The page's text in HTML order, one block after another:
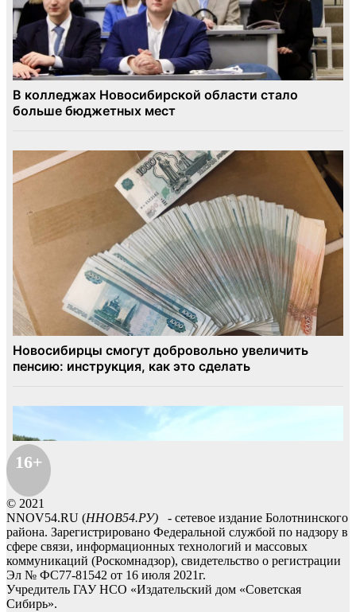
16+
© 2021
NNOV54.RU (ННОВ54.РУ) - сетевое издание Болотнинского
района. Зарегистрировано Федеральной службой по надзору в
сфере связи, информационных технологий и массовых
коммуникаций (Роскомнадзор), свидетельство о регистрации
Эл № ФС77-81542 от 16 июля 2021г.
Учредитель ГАУ НСО «Издательский дом «Советская
Сибирь».